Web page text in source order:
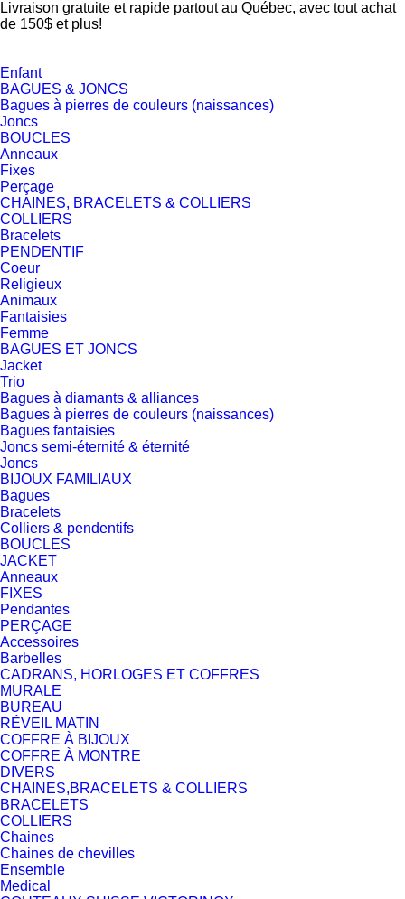
Livraison gratuite et rapide partout au Québec, avec tout achat
de 150$ et plus!
Enfant
BAGUES & JONCS
Bagues à pierres de couleurs (naissances)
Joncs
BOUCLES
Anneaux
Fixes
Perçage
CHAINES, BRACELETS & COLLIERS
COLLIERS
Bracelets
PENDENTIF
Coeur
Religieux
Animaux
Fantaisies
Femme
BAGUES ET JONCS
Jacket
Trio
Bagues à diamants & alliances
Bagues à pierres de couleurs (naissances)
Bagues fantaisies
Joncs semi-éternité & éternité
Joncs
BIJOUX FAMILIAUX
Bagues
Bracelets
Colliers & pendentifs
BOUCLES
JACKET
Anneaux
FIXES
Pendantes
PERÇAGE
Accessoires
Barbelles
CADRANS, HORLOGES ET COFFRES
MURALE
BUREAU
RÉVEIL MATIN
COFFRE À BIJOUX
COFFRE À MONTRE
DIVERS
CHAINES,BRACELETS & COLLIERS
BRACELETS
COLLIERS
Chaines
Chaines de chevilles
Ensemble
Medical